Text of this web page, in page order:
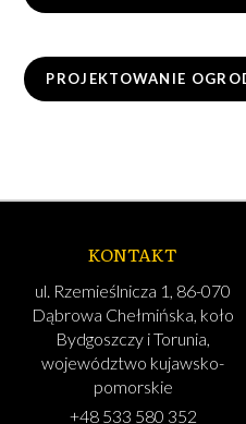
PROJEKTOWANIE
KONTAKT
ul. Rzemieślnicza 1, 86-070
Dąbrowa Chełmińska, koło
Bydgoszczy i Torunia,
województwo kujawsko-
pomorskie
+48 533 580 352